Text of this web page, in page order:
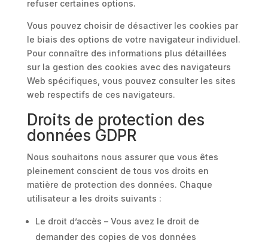
refuser certaines options.
Vous pouvez choisir de désactiver les cookies par
le biais des options de votre navigateur individuel.
Pour connaître des informations plus détaillées
sur la gestion des cookies avec des navigateurs
Web spécifiques, vous pouvez consulter les sites
web respectifs de ces navigateurs.
Droits de protection des
données GDPR
Nous souhaitons nous assurer que vous êtes
pleinement conscient de tous vos droits en
matière de protection des données. Chaque
utilisateur a les droits suivants :
Le droit d’accès – Vous avez le droit de
demander des copies de vos données